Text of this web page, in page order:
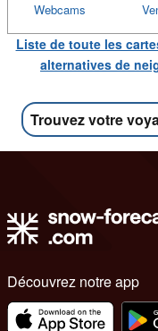
Webcams
Liste de toute les
alternatives de
Trouvez votre
Découvrez notre app